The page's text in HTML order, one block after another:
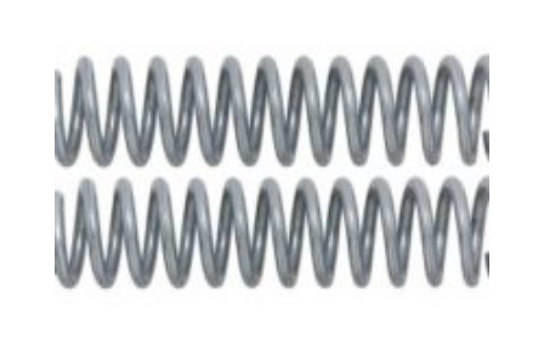
240,00€
hasta
280,05€